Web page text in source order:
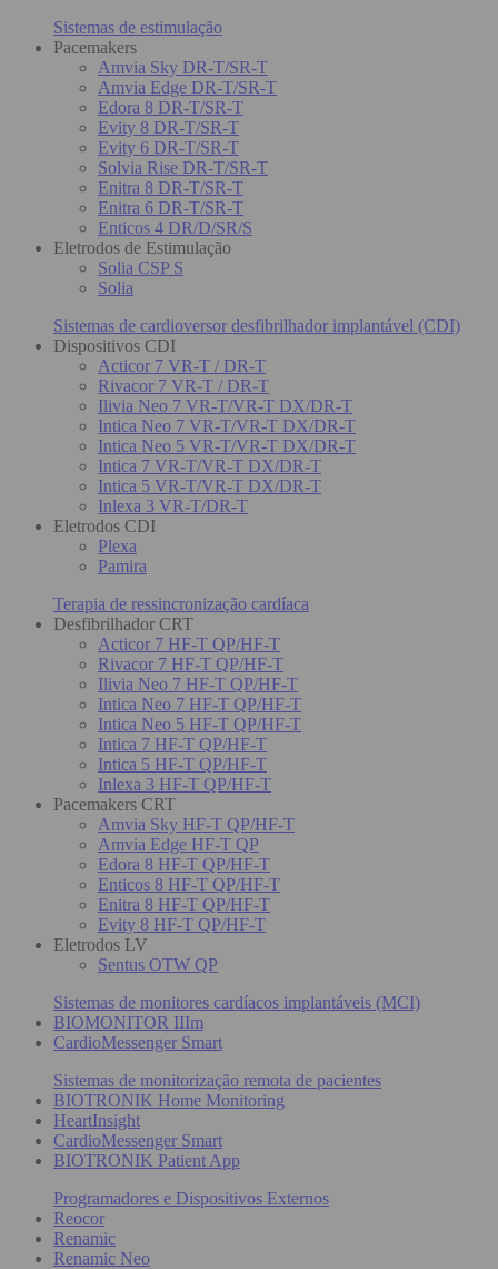
Sistemas de estimulação
Pacemakers
Amvia Sky DR-T/SR-T
Amvia Edge DR-T/SR-T
Edora 8 DR-T/SR-T
Evity 8 DR-T/SR-T
Evity 6 DR-T/SR-T
Solvia Rise DR-T/SR-T
Enitra 8 DR-T/SR-T
Enitra 6 DR-T/SR-T
Enticos 4 DR/D/SR/S
Eletrodos de Estimulação
Solia CSP S
Solia
Sistemas de cardioversor desfibrilhador implantável (CDI)
Dispositivos CDI
Acticor 7 VR-T / DR-T
Rivacor 7 VR-T / DR-T
Ilivia Neo 7 VR-T/VR-T DX/DR-T
Intica Neo 7 VR-T/VR-T DX/DR-T
Intica Neo 5 VR-T/VR-T DX/DR-T
Intica 7 VR-T/VR-T DX/DR-T
Intica 5 VR-T/VR-T DX/DR-T
Inlexa 3 VR-T/DR-T
Eletrodos CDI
Plexa
Pamira
Terapia de ressincronização cardíaca
Desfibrilhador CRT
Acticor 7 HF-T QP/HF-T
Rivacor 7 HF-T QP/HF-T
Ilivia Neo 7 HF-T QP/HF-T
Intica Neo 7 HF-T QP/HF-T
Intica Neo 5 HF-T QP/HF-T
Intica 7 HF-T QP/HF-T
Intica 5 HF-T QP/HF-T
Inlexa 3 HF-T QP/HF-T
Pacemakers CRT
Amvia Sky HF-T QP/HF-T
Amvia Edge HF-T QP
Edora 8 HF-T QP/HF-T
Enticos 8 HF-T QP/HF-T
Enitra 8 HF-T QP/HF-T
Evity 8 HF-T QP/HF-T
Eletrodos LV
Sentus OTW QP
Sistemas de monitores cardíacos implantáveis (MCI)
BIOMONITOR IIIm
CardioMessenger Smart
Sistemas de monitorização remota de pacientes
BIOTRONIK Home Monitoring
HeartInsight
CardioMessenger Smart
BIOTRONIK Patient App
Programadores e Dispositivos Externos
Reocor
Renamic
Renamic Neo